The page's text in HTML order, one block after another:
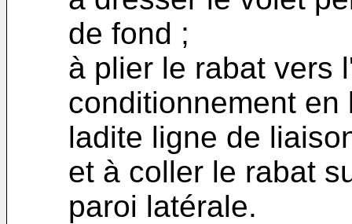
de fond ;
à plier le rabat vers
conditionnement
ladite ligne de
et à coller le rabat
paroi latérale.